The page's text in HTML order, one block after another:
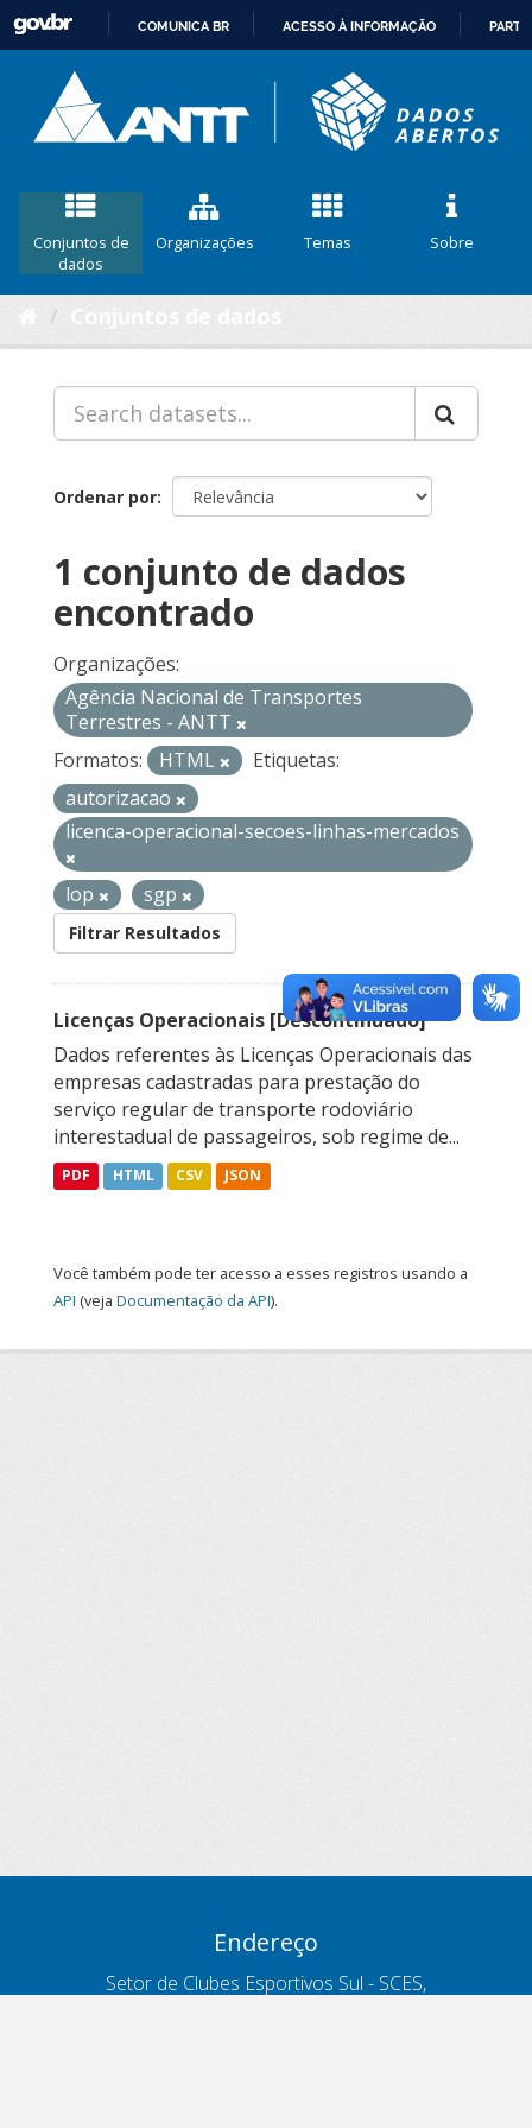
CONTEÚDO
COMUNICA BR ACESSO À INFORMAÇÃO
Conjuntos de
dados
Organizações Temas Sobre
Ordenar por
1 conjunto de dados
encontrado
Organizações:
Agência Nacional de Transportes
Terrestres - ANTT
Formatos:
HTML
Etiquetas:
autorizacao
licenca-operacional-secoes-linhas-mercados
lop sgp
Filtrar Resultados
Licenças Operacionais [Descontinuado]
Dados referentes às Licenças Operacionais das
empresas cadastradas para prestação do
serviço regular de transporte rodoviário
interestadual de passageiros, sob regime de...
PDF HTML CSV JSON
Você também pode ter acesso a esses registros usando a
API (veja Documentação da API).
Endereço
Setor de Clubes Esportivos Sul - SCES,